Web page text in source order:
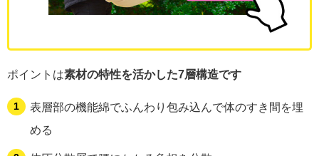
ポイントは素材の特性を活かした7層構造です
表層部の機能綿でふんわり包み込んで体のすき間を埋
める